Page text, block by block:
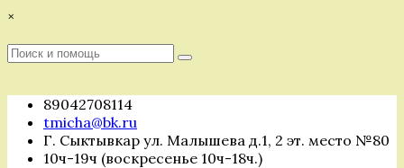
Перейти
содержимому
×
Поиск
Поиск
89042708114
tmicha@bk.ru
Г. Сыктывкар ул. Малышева д.1, 2 эт. место №80
10ч-19ч (воскресенье 10ч-18ч.)